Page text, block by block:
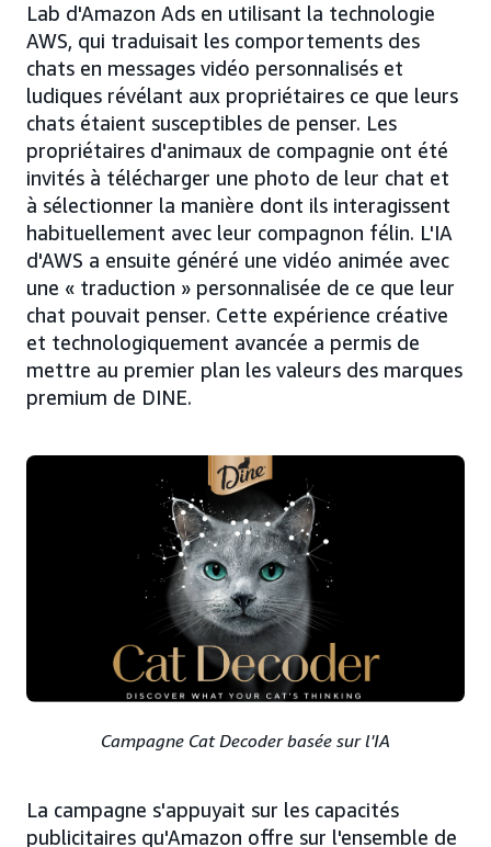
Lab d'Amazon Ads en utilisant la technologie
AWS, qui traduisait les comportements des
chats en messages vidéo personnalisés et
ludiques révélant aux propriétaires ce que leurs
chats étaient susceptibles de penser. Les
propriétaires d'animaux de compagnie ont été
invités à télécharger une photo de leur chat et
à sélectionner la manière dont ils interagissent
habituellement avec leur compagnon félin. L'IA
d'AWS a ensuite généré une vidéo animée avec
une « traduction » personnalisée de ce que leur
chat pouvait penser. Cette expérience créative
et technologiquement avancée a permis de
mettre au premier plan les valeurs des marques
premium de DINE.
Campagne Cat Decoder basée sur l'IA
La campagne s'appuyait sur les capacités
publicitaires qu'Amazon offre sur l'ensemble de